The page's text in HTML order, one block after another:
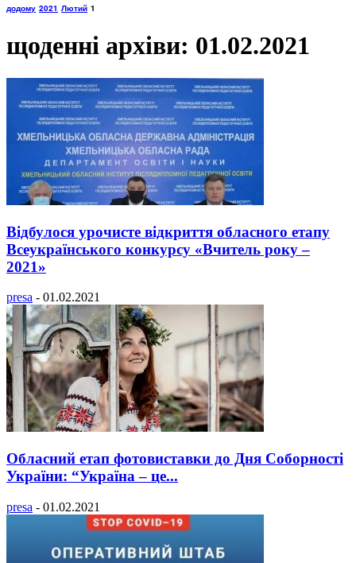
додому 2021 Лютий 1
щоденні архіви: 01.02.2021
Відбулося урочисте відкриття обласного етапу
Всеукраїнського конкурсу «Вчитель року –
2021»
presa - 01.02.2021
Обласний етап фотовиставки до Дня Соборності
України: “Україна – це...
presa - 01.02.2021